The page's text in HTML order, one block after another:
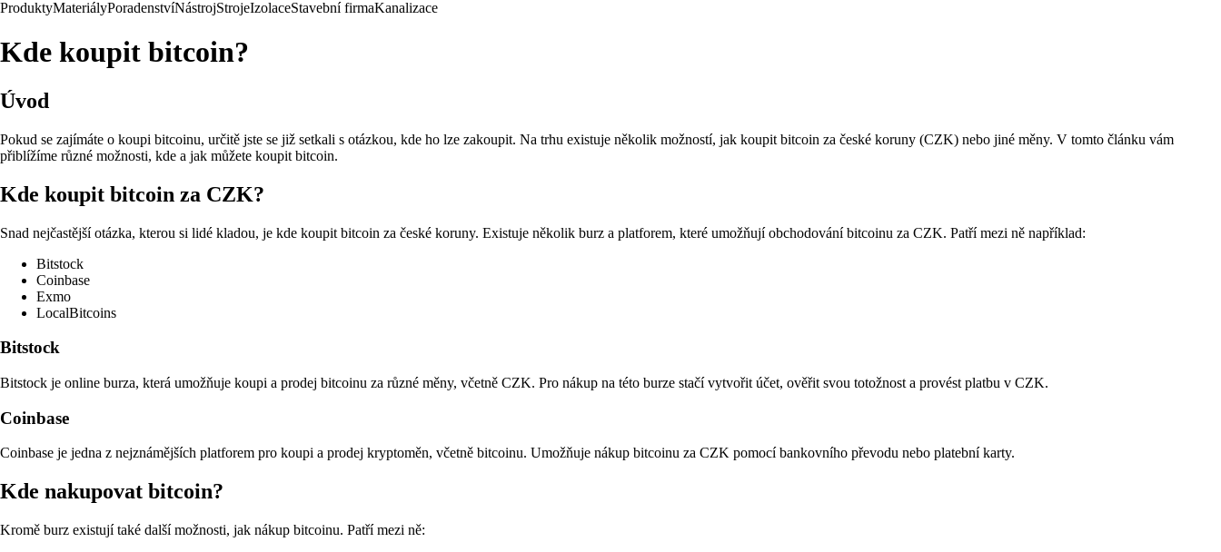
ProduktyMateriályPoradenstvíNástrojStrojeIzolaceStavební firmaKanalizace
Kde koupit bitcoin?
Úvod
Pokud se zajímáte o koupi bitcoinu, určitě jste se již setkali s otázkou, kde ho lze zakoupit. Na trhu existuje několik možností, jak koupit bitcoin za české koruny (CZK) nebo jiné měny. V tomto článku vám
přiblížíme různé možnosti, kde a jak můžete koupit bitcoin.
Kde koupit bitcoin za CZK?
Snad nejčastější otázka, kterou si lidé kladou, je kde koupit bitcoin za české koruny. Existuje několik burz a platforem, které umožňují obchodování bitcoinu za CZK. Patří mezi ně například:
Bitstock
Coinbase
Exmo
LocalBitcoins
Bitstock
Bitstock je online burza, která umožňuje koupi a prodej bitcoinu za různé měny, včetně CZK. Pro nákup na této burze stačí vytvořit účet, ověřit svou totožnost a provést platbu v CZK.
Coinbase
Coinbase je jedna z nejznámějších platforem pro koupi a prodej kryptoměn, včetně bitcoinu. Umožňuje nákup bitcoinu za CZK pomocí bankovního převodu nebo platební karty.
Kde nakupovat bitcoin?
Kromě burz existují také další možnosti, jak nákup bitcoinu. Patří mezi ně: